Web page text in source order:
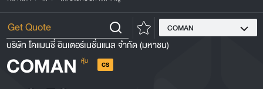
COMAN
บริษัท โคแมนชี่ อินเตอร์เนชั่นแนล จำกัด (มหาชน)
COMAN หุ้น CS